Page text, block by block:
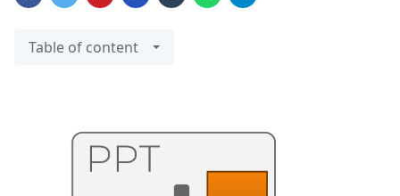
Table of content